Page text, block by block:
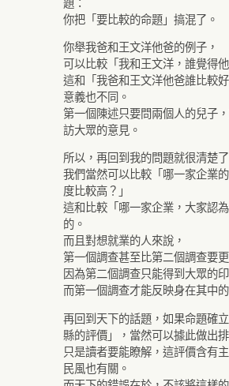
你把「要比較的命題」搞混了。
你舉我爸和王文洋他爸的例子，
可以比較「我和王文洋，誰覺得他
這和「我爸和王文洋他爸誰比較
意義也不同。
第一個陳述只要問兩個人的兒子
訪大眾的意見。
所以，再回到我的問題就很清楚了
我們當然可以比較「哪一家企業
度比較高？」
這和比較「哪一家企業，大家認
的。
而且對想就業的人來說，
第一個調查甚至比第二個調查要
因為第二個調查只能得到大眾的
而第一個調查才能反映身在其中
再回到天下的話題，如果命題確
縣的評價」，當然可以據此做出排
只是讀者要能瞭解，這評價含有
民風也有關。